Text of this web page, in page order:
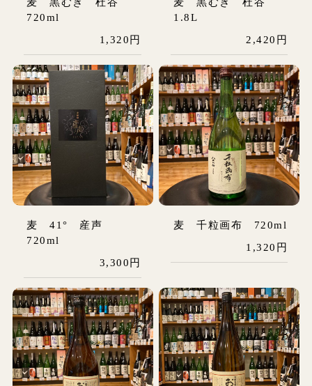
720ml
1,320円
1.8L
2,420円
麦 41° 産声
720ml
3,300円
麦 千粒画布 720ml
1,320円